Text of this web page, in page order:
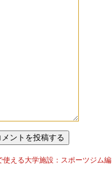
メントを投稿する
使える大学施設：スポーツジム編